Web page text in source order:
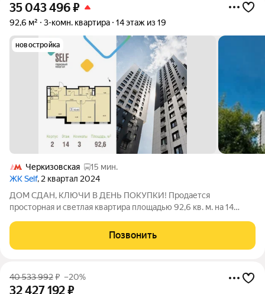
35 043 496₽
92,6 м² 3-комн. квартира 14 этаж из 19
новостройка
Черкизовская
15 мин.
ЖК Self, 2 квартал 2024
ДОМ СДАН, КЛЮЧИ В ДЕНЬ ПОКУПКИ! Продается
просторная и светлая квартира площадью 92,6 кв. м. на 14
ипотека от 5,99%. Квартира без отделки ваша возможность
создать идеальное пространство по
Позвонить
40 533 992₽ –20%
32 427 192₽